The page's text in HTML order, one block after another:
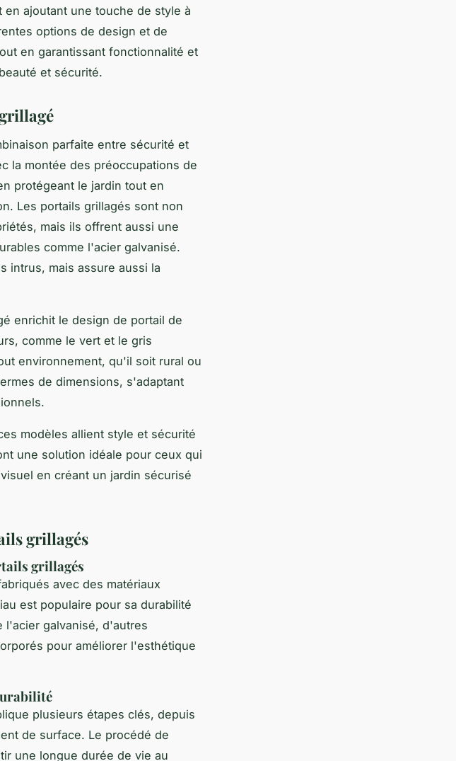
ajoutant une touche de style à
options de design et de
en garantissant fonctionnalité et
et sécurité.
parfaite entre sécurité et
la montée des préoccupations de
protégeant le jardin tout en
Les portails grillagés sont non
mais ils offrent aussi une
comme l'acier galvanisé.
intrus, mais assure aussi la
enrichit le design de portail de
comme le vert et le gris
environnement, qu'il soit rural ou
de dimensions, s'adaptant
modèles allient style et sécurité
une solution idéale pour ceux qui
en créant un jardin sécurisé
grillagés
grillagés
avec des matériaux
est populaire pour sa durabilité
l'acier galvanisé, d'autres
pour améliorer l'esthétique
plusieurs étapes clés, depuis
de surface. Le procédé de
une longue durée de vie au